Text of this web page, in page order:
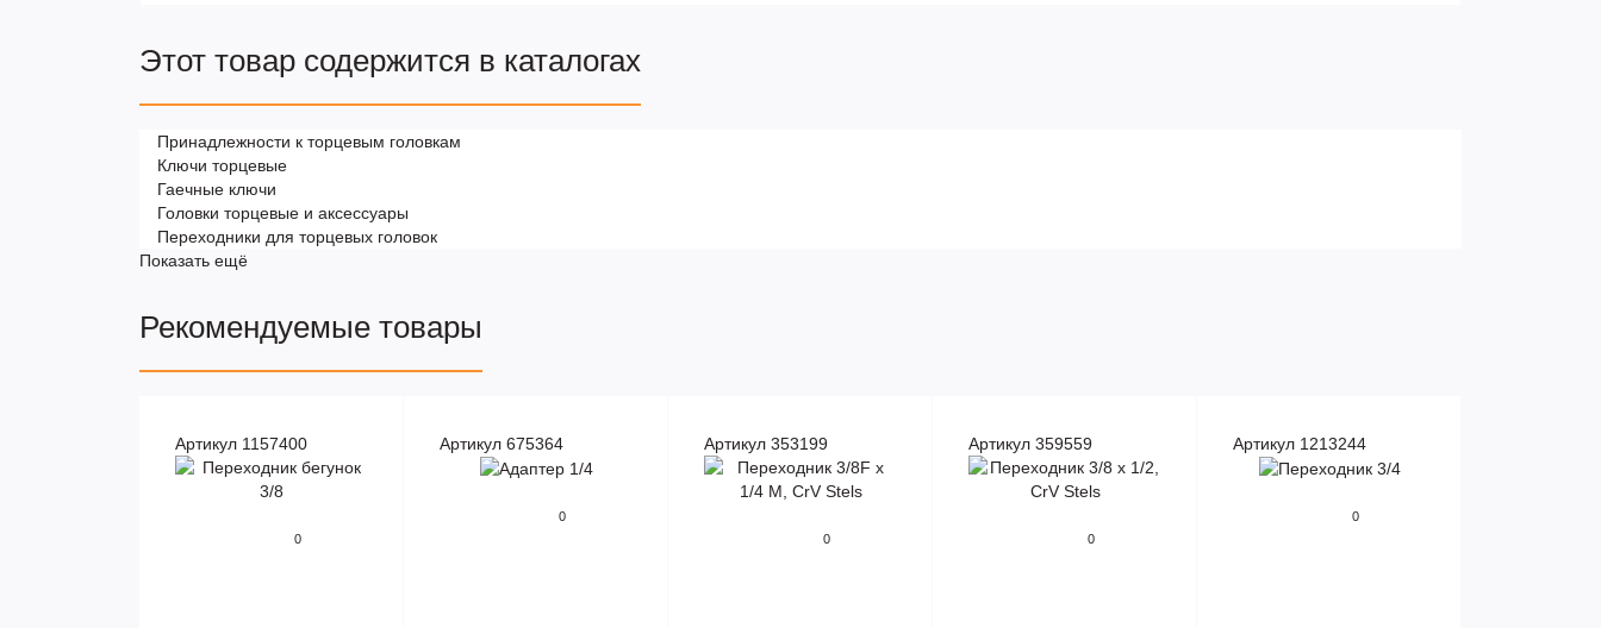
Этот товар содержится в каталогах
Принадлежности к торцевым головкам
Ключи торцевые
Гаечные ключи
Головки торцевые и аксессуары
Переходники для торцевых головок
Показать ещё
Рекомендуемые товары
Артикул 1157400
0
Артикул 675364
0
Артикул 353199
0
Артикул 359559
0
Артикул 1213244
0